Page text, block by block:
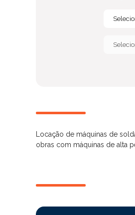
Locação de máquinas de
obras com máquinas de alta